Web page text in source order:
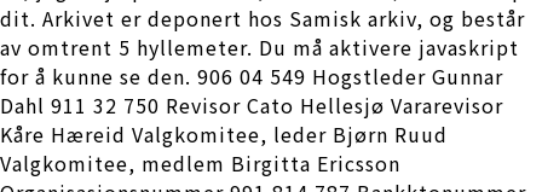
dit. Arkivet er deponert hos Samisk arkiv, og består
av omtrent 5 hyllemeter. Du må aktivere javaskript
for å kunne se den. 906 04 549 Hogstleder Gunnar
Dahl 911 32 750 Revisor Cato Hellesjø Vararevisor
Kåre Hæreid Valgkomitee, leder Bjørn Ruud
Valgkomitee, medlem Birgitta Ericsson